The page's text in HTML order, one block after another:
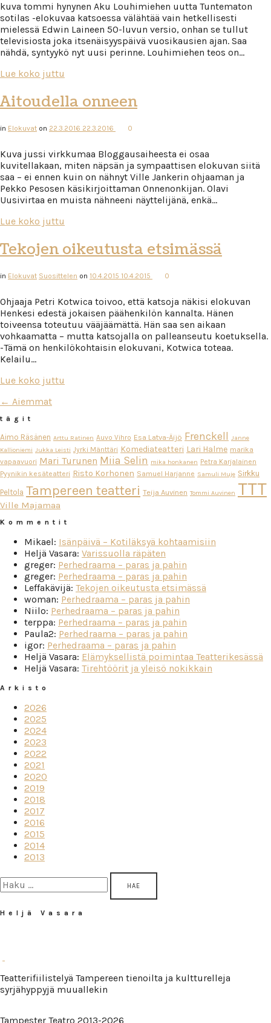
kuva tommi hynynen Aku Louhimiehen uutta Tuntematon
sotilas -elokuvaa katsoessa välähtää vain hetkellisesti
mielessä Edwin Laineen 50-luvun versio, onhan se tullut
televisiosta joka itsenäisyyspäivä vuosikausien ajan. Saa
nähdä, syntyykö nyt uusi perinne. Louhimiehen teos on…
Lue koko juttu
Aitoudella onneen
in Elokuvat on 22.3.2016 22.3.2016 0
​Kuva jussi virkkumaa Bloggausaiheesta ei osaa
kuvitellakaan, miten näpsän ja sympaattisen elokuvan siitä
saa – ei ennen kuin on nähnyt Ville Jankerin ohjaaman ja
Pekko Pesosen käsikirjoittaman Onnenonkijan. Olavi
Uusivirtaa en muista nähneeni näyttelijänä, enkä…
Lue koko juttu
Tekojen oikeutusta etsimässä
in Elokuvat Suosittelen on 10.4.2015 10.4.2015 0
Ohjaaja Petri Kotwica toivoo, että katsoja näkisi elokuvan
Henkesi edestä jokaisen päähenkilön kannalta. Hänen
toiveensa toteutuu vääjäämättä. Hän saa sen aikaan
vohkaamatta – mutta katsojalla on palleanseutu koetuksella.
-Tämä on henkilökohtaisin elokuvani, Kotwica toteaa.
Kelailu…
Lue koko juttu
← Aiemmat
tägit
Aimo Räsänen Arttu Ratinen Auvo Vihro Esa Latva-Äijö Frenckell Janne
Kallioniemi Jukka Leisti Jyrki Mänttäri Komediateatteri Lari Halme marika
vapaavuori Mari Turunen Miia Selin mika honkanen Petra Karjalainen
Pyynikin kesäteatteri Risto Korhonen Samuel Harjanne Samuli Muje Sirkku
Peltola Tampereen teatteri Teija Auvinen Tommi Auvinen TTT
Ville Majamaa
Kommentit
Mikael: Isänpäivä – Kotiläksyä kohtaamisiin
Heljä Vasara: Varissuolla räpäten
greger: Perhedraama – paras ja pahin
greger: Perhedraama – paras ja pahin
Leffakävijä: Tekojen oikeutusta etsimässä
woman: Perhedraama – paras ja pahin
Niilo: Perhedraama – paras ja pahin
terppa: Perhedraama – paras ja pahin
Paula2: Perhedraama – paras ja pahin
igor: Perhedraama – paras ja pahin
Heljä Vasara: Elämyksellistä poimintaa Teatterikesässä
Heljä Vasara: Tirehtöörit ja yleisö nokikkain
Arkisto
2026
2025
2024
2023
2022
2021
2020
2019
2018
2017
2016
2015
2014
2013
Haku:
Heljä Vasara
Teatterifiilistelyä Tampereen tienoilta ja kultturelleja
syrjähyppyjä muuallekin
Tampester Teatro 2013-2026